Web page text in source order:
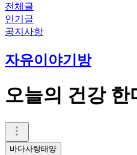
전체글
인기글
공지사항
자유이야기방
오늘의 건강
바다사랑태양